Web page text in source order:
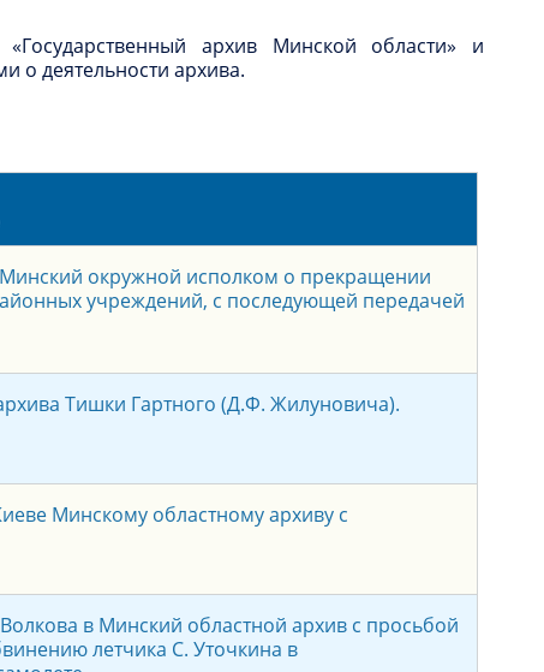
архив Минской области» и
о деятельности архива.
окружной исполком о прекращении
учреждений, с последующей передачей
Тишки Гартного (Д.Ф. Жилуновича).
Минскому областному архиву с
в Минский областной архив с просьбой
летчика С. Уточкина в